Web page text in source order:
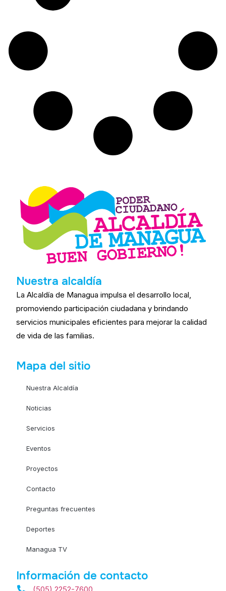
Nuestra alcaldía
La Alcaldía de Managua impulsa el desarrollo local,
promoviendo participación ciudadana y brindando
servicios municipales eficientes para mejorar la calidad
de vida de las familias.
Mapa del sitio
Nuestra Alcaldía
Noticias
Servicios
Eventos
Proyectos
Contacto
Preguntas frecuentes
Deportes
Managua TV
Información de contacto